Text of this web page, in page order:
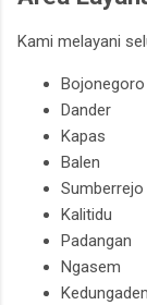
Kami melayani
Dander
Kapas
Balen
Sumberrejo
Kalitidu
Padangan
Ngasem